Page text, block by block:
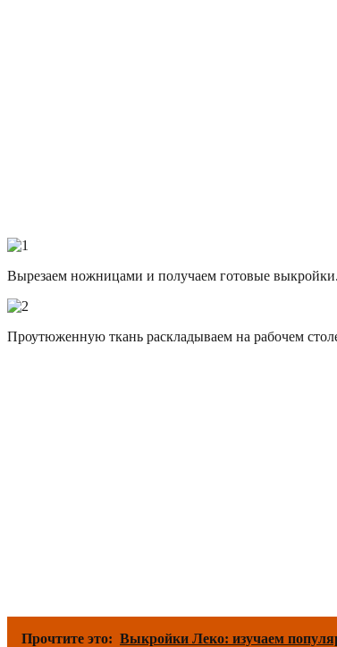
Вырезаем ножницами и получаем готовые выкройки.
Проутюженную ткань раскладываем на рабочем
Прочтите это: Выкройки Леко: изучаем